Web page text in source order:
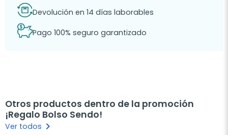
Devolución en 14 días laborables
Pago 100% seguro garantizado
Otros productos dentro de la promoción
¡Regalo Bolso Sendo!
Ver todos keyboard_arrow_right